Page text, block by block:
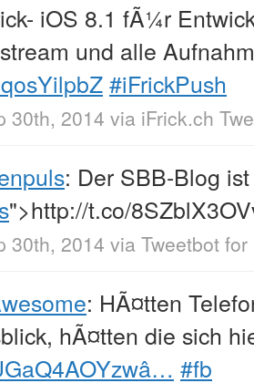
iOS 8.1 fÃ¼r
und alle
#iFrickPush
30th, 2014 via iFrick.ch
: Der SBB-Blog
">http://t.co/
30th, 2014 via Tweetbot for
: HÃ¤tten
hÃ¤tten die sich
#fb